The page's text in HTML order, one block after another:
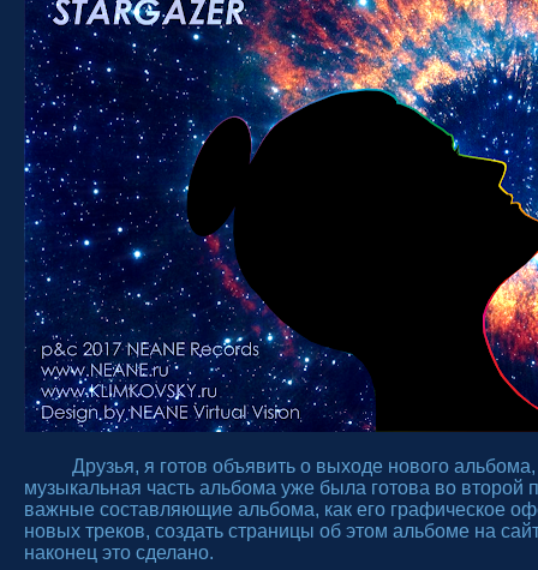
Друзья, я готов объявить о выходе нового альбома,
музыкальная часть альбома уже была готова во второй
важные составляющие альбома, как его графическое
новых треков, создать страницы об этом альбоме на
наконец это сделано.